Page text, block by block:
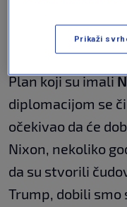
napravilo u ne
SAD i nije se
Plan koji su imali
diplomacijom se
očekivao da će
Nixon, nekoliko
da su stvorili
Trump, dobili smo
Prikaži